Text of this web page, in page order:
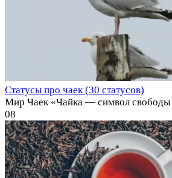
Статусы про чаек (30 статусов)
Мир Чаек «Чайка — символ свободы
08